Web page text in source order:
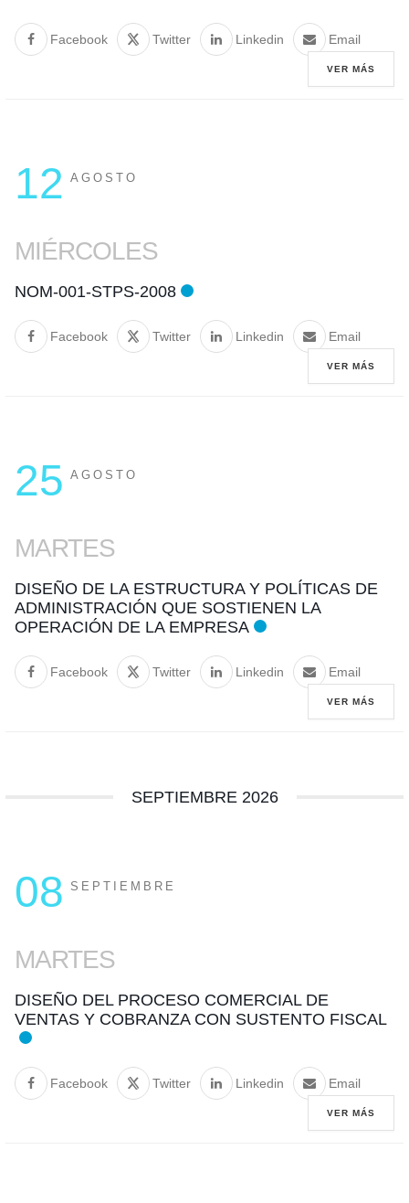
Facebook Twitter Linkedin Email
VER MÁS
12 AGOSTO
MIÉRCOLES
NOM-001-STPS-2008
Facebook Twitter Linkedin Email
VER MÁS
25 AGOSTO
MARTES
DISEÑO DE LA ESTRUCTURA Y POLÍTICAS DE
ADMINISTRACIÓN QUE SOSTIENEN LA
OPERACIÓN DE LA EMPRESA
Facebook Twitter Linkedin Email
VER MÁS
SEPTIEMBRE 2026
08 SEPTIEMBRE
MARTES
DISEÑO DEL PROCESO COMERCIAL DE
VENTAS Y COBRANZA CON SUSTENTO FISCAL
Facebook Twitter Linkedin Email
VER MÁS